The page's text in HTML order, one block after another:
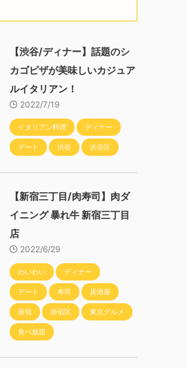
【渋谷/ディナー】話題のシ
カゴピザが美味しいカジュア
ルイタリアン！
2022/7/19
イタリアン料理 ディナー
デート 渋谷 渋谷区
【新宿三丁目/肉寿司】肉ダ
イニング 暴れ牛 新宿三丁目
店
2022/6/29
わいわい ディナー
デート 寿司 居酒屋
新宿 新宿区 東京グルメ
食べ放題